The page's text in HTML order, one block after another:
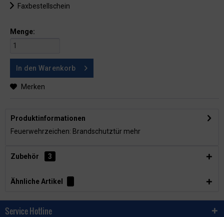
Faxbestellschein
Menge:
In den Warenkorb
Merken
Produktinformationen
Feuerwehrzeichen: Brandschutztür mehr
Zubehör 3
Ähnliche Artikel
Service Hotline